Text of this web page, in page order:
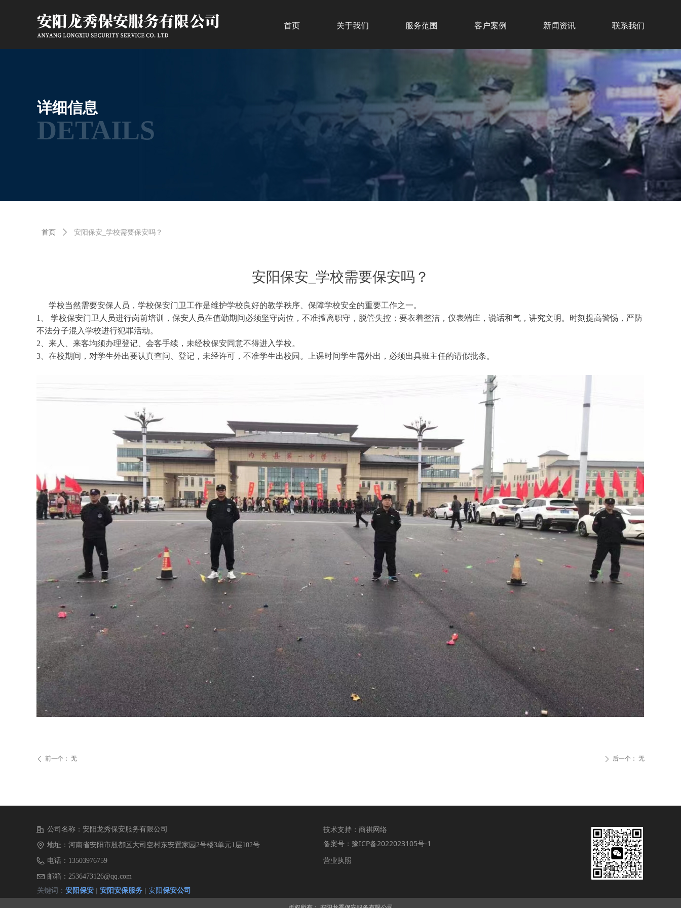
首页 关于我们 服务范围 客户案例 新闻资讯 联系我们
安阳保安_学校需要保安吗？
学校当然需要安保人员，学校保安门卫工作是维护学校良好的教学秩序、保障学校安全的重要工作之一。
1、 学校保安门卫人员进行岗前培训，保安人员在值勤期间必须坚守岗位，不准擅离职守，脱管失控；要衣着整洁，仪表端庄，说话和气，讲究文明。时刻提高警惕，严防
不法分子混入学校进行犯罪活动。
2、来人、来客均须办理登记、会客手续，未经校保安同意不得进入学校。
3、在校期间，对学生外出要认真查问、登记，未经许可，不准学生出校园。上课时间学生需外出，必须出具班主任的请假批条。
首页 ꄲ 安阳保安_学校需要保安吗？
详细信息
DETAILS
ꄴ 前一个： 无 ꄲ 后一个： 无
公司名称： 安阳龙秀保安服务有限公司
地址： 河南省安阳市殷都区大司空村东安置家园2号楼3单元1层102号
电话： 13503976759
邮箱： 2536473126@qq.com
技术支持： 商祺网络
备案号： 豫ICP备2022023105号-1
营业执照
关键词： 安阳保安 | 安阳安保服务 | 安阳保安公司